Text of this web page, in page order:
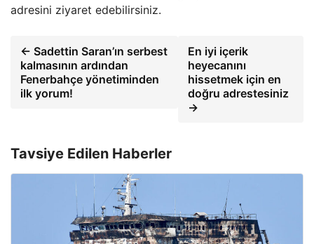
adresini ziyaret edebilirsiniz.
← Sadettin Saran’ın serbest
kalmasının ardından
Fenerbahçe yönetiminden
ilk yorum!
En iyi içerik
heyecanını
hissetmek için en
doğru adrestesiniz
→
Tavsiye Edilen Haberler